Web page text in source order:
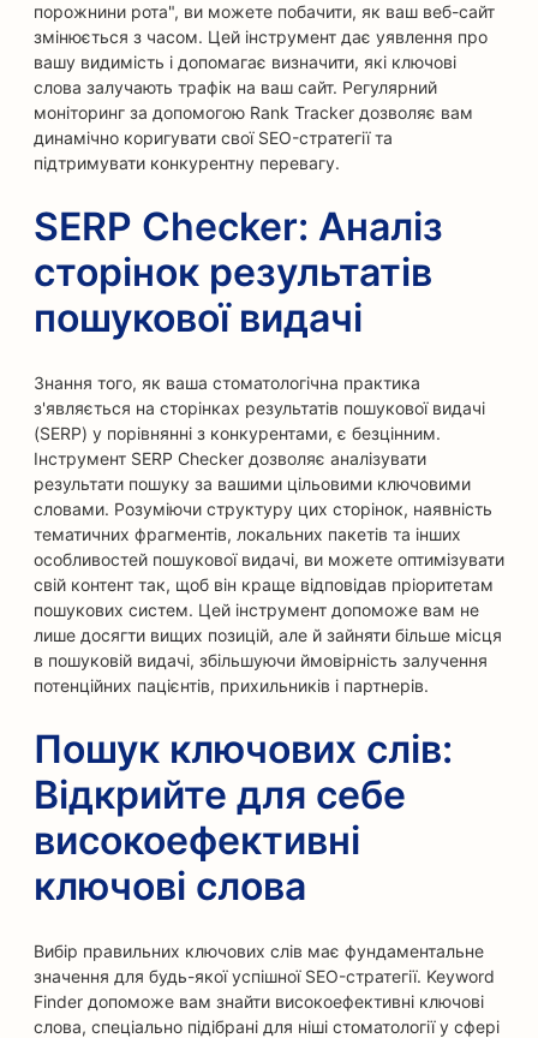
порожнини рота", ви можете побачити, як ваш веб-сайт
змінюється з часом. Цей інструмент дає уявлення про
вашу видимість і допомагає визначити, які ключові
слова залучають трафік на ваш сайт. Регулярний
моніторинг за допомогою Rank Tracker дозволяє вам
динамічно коригувати свої SEO-стратегії та
підтримувати конкурентну перевагу.
SERP Checker: Аналіз
сторінок результатів
пошукової видачі
Знання того, як ваша стоматологічна практика
з'являється на сторінках результатів пошукової видачі
(SERP) у порівнянні з конкурентами, є безцінним.
Інструмент SERP Checker дозволяє аналізувати
результати пошуку за вашими цільовими ключовими
словами. Розуміючи структуру цих сторінок, наявність
тематичних фрагментів, локальних пакетів та інших
особливостей пошукової видачі, ви можете оптимізувати
свій контент так, щоб він краще відповідав пріоритетам
пошукових систем. Цей інструмент допоможе вам не
лише досягти вищих позицій, але й зайняти більше місця
в пошуковій видачі, збільшуючи ймовірність залучення
потенційних пацієнтів, прихильників і партнерів.
Пошук ключових слів:
Відкрийте для себе
високоефективні
ключові слова
Вибір правильних ключових слів має фундаментальне
значення для будь-якої успішної SEO-стратегії. Keyword
Finder допоможе вам знайти високоефективні ключові
слова, спеціально підібрані для ніші стоматології у сфері